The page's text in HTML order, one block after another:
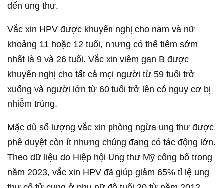
đến ung thư.
Vắc xin HPV được khuyến nghị cho nam và nữ
khoảng 11 hoặc 12 tuổi, nhưng có thể tiêm sớm
nhất là 9 và 26 tuổi. Vắc xin viêm gan B được
khuyến nghị cho tất cả mọi người từ 59 tuổi trở
xuống và người lớn từ 60 tuổi trở lên có nguy cơ bị
nhiễm trùng.
Mặc dù số lượng vắc xin phòng ngừa ung thư được
phê duyệt còn ít nhưng chúng đang có tác động lớn.
Theo dữ liệu do Hiệp hội Ung thư Mỹ công bố trong
năm 2023, vắc xin HPV đã giúp giảm 65% tỉ lệ ung